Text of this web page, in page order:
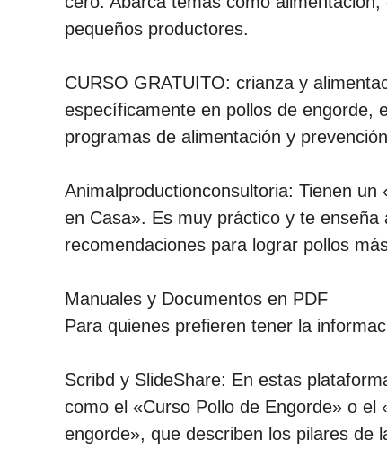
pequeños productores.
CURSO GRATUITO: crianza y
específicamente en pollos de engorde,
programas de alimentación y
Animalproductionconsultoria: Tienen
en Casa». Es muy práctico y te
recomendaciones para lograr pollos
Manuales y Documentos en PDF
Para quienes prefieren tener la
Scribd y SlideShare: En estas
como el «Curso Pollo de Engorde» o
engorde», que describen los pilares de